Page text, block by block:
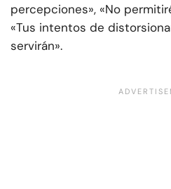
percepciones», «No
«Tus intentos de
servirán».